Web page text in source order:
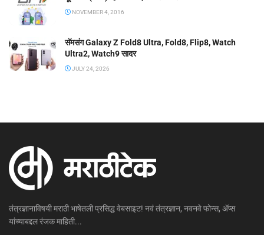
NOVEMBER 4, 2016
सॅमसंग Galaxy Z Fold8 Ultra, Fold8, Flip8, Watch
Ultra2, Watch9 सादर
JULY 24, 2026
तंत्रज्ञानाविषयी मराठी भाषेतली प्रसिद्ध वेबसाइट! नवं तंत्रज्ञान, नवनवे फोन्स, ॲप्स
यांच्याबद्दल रंजक माहिती...